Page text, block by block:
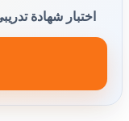
اختبار شهادة